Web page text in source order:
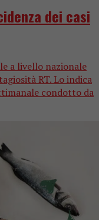
dei casi
a livello nazionale
RT. Lo indica
condotto da